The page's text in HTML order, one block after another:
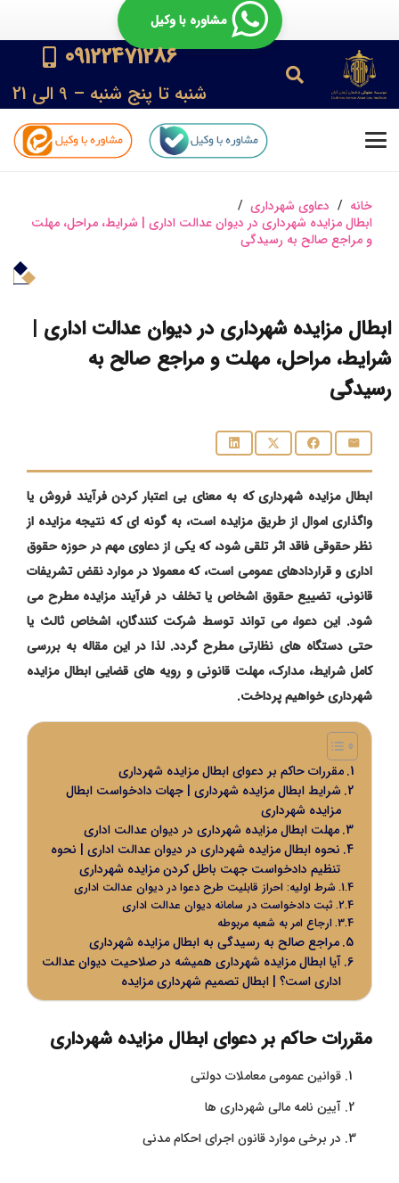
مشاوره با وکیل
09122471286
شنبه تا پنج شنبه – 9 الی 21
خانه / دعاوی شهرداری /
ابطال مزایده شهرداری در دیوان عدالت اداری | شرایط، مراحل، مهلت
و مراجع صالح به رسیدگی
ابطال مزایده شهرداری در دیوان عدالت اداری |
شرایط، مراحل، مهلت و مراجع صالح به
رسیدگی
ابطال مزایده شهرداری که به معنای بی اعتبار کردن فرآیند فروش یا
واگذاری اموال از طریق مزایده است، به گونه ای که نتیجه مزایده از
نظر حقوقی فاقد اثر تلقی شود، که یکی از دعاوی مهم در حوزه حقوق
اداری و قراردادهای عمومی است، که معمولا در موارد نقض تشریفات
قانونی، تضییع حقوق اشخاص یا تخلف در فرآیند مزایده مطرح می
شود. این دعوا، می تواند توسط شرکت کنندگان، اشخاص ثالث یا
حتی دستگاه های نظارتی مطرح گردد. لذا در این مقاله به بررسی
کامل شرایط، مدارک، مهلت قانونی و رویه های قضایی ابطال مزایده
شهرداری خواهیم پرداخت.
مقررات حاکم بر دعوای ابطال مزایده شهرداری
شرایط ابطال مزایده شهرداری | جهات دادخواست ابطال
مزایده شهرداری
مهلت ابطال مزایده شهرداری در دیوان عدالت اداری
نحوه ابطال مزایده شهرداری در دیوان عدالت اداری | نحوه
تنظیم دادخواست جهت باطل کردن مزایده شهرداری
شرط اولیه: احراز قابلیت طرح دعوا در دیوان عدالت اداری
ثبت دادخواست در سامانه دیوان عدالت اداری
ارجاع امر به شعبه مربوطه
مراجع صالح به رسیدگی به ابطال مزایده شهرداری
آیا ابطال مزایده شهرداری همیشه در صلاحیت دیوان عدالت
اداری است؟ | ابطال تصمیم شهرداری مزایده
مقررات حاکم بر دعوای ابطال مزایده شهرداری
قوانین عمومی معاملات دولتی
آیین نامه مالی شهرداری ها
در برخی موارد قانون اجرای احکام مدنی